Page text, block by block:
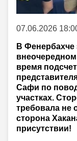
07.06.2026
В Фенербахче
время
Сафи по
участках.
требовала не
сторона
присутствии!